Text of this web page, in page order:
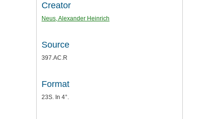
Creator
Neus, Alexander Heinrich
Source
397.AC.R
Format
23S. In 4°.